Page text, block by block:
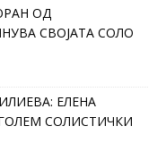
ОД
СВОЈАТА СОЛО
ЕЛЕНА
СОЛИСТИЧКИ